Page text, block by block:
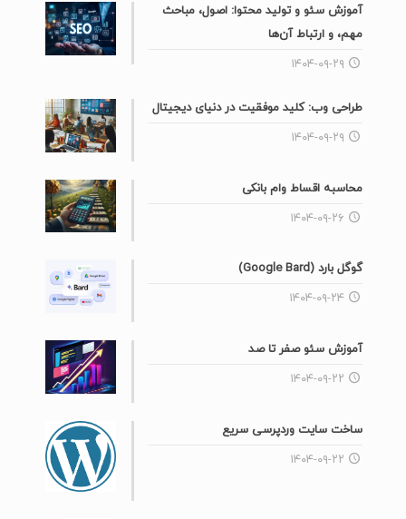
آموزش سئو و تولید محتوا: اصول، مباحث
مهم، و ارتباط آن‌ها
۱۴۰۴-۰۹-۲۹
طراحی وب: کلید موفقیت در دنیای دیجیتال
۱۴۰۴-۰۹-۲۹
محاسبه اقساط وام بانکی
۱۴۰۴-۰۹-۲۶
گوگل بارد (Google Bard)
۱۴۰۴-۰۹-۲۴
آموزش سئو صفر تا صد
۱۴۰۴-۰۹-۲۲
ساخت سایت وردپرسی سریع
۱۴۰۴-۰۹-۲۲